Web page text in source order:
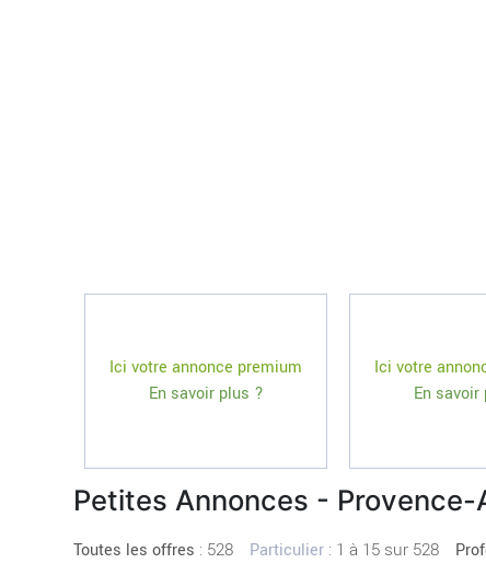
Ici votre annonce premium
En savoir plus ?
Ici votre
En savoir
Petites Annonces -
Toutes les offres : 528 Particulier : 1 à 15 sur 528